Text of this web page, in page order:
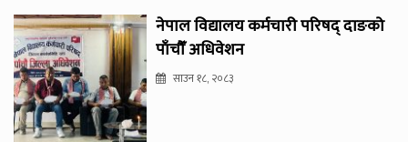
नेपाल विद्यालय कर्मचारी परिषद् दाङको
पाँचौँ अधिवेशन
साउन १८, २०८३